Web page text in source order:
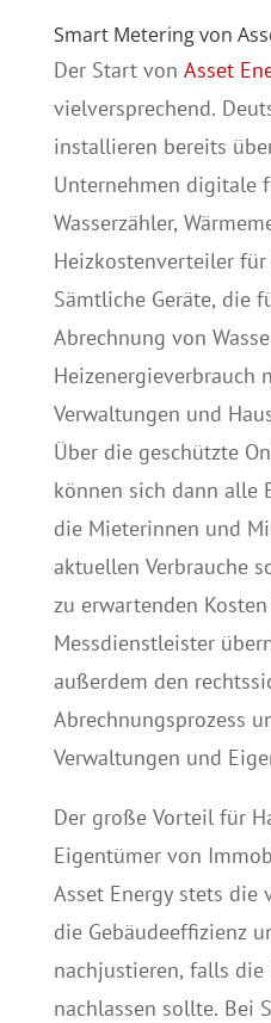
Smart Metering von
Der Start von Asset
vielversprechend.
installieren bereits
Unternehmen digitale
Wasserzähler,
Heizkostenverteiler
Sämtliche Geräte, die
Abrechnung von
Heizenergieverbrauch
Verwaltungen und
Über die geschützte
können sich dann alle
die Mieterinnen und
aktuellen Verbrauche
zu erwartenden
Messdienstleister
außerdem den
Abrechnungsprozess
Verwaltungen und
Der große Vorteil für
Eigentümer von
Asset Energy stets
die Gebäudeeffizienz
nachjustieren, falls die
nachlassen sollte. Bei